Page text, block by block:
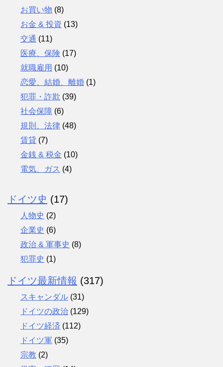
お買い物 (8)
お金 & 投資 (13)
交通 (11)
医療、保険 (17)
就職雇用 (10)
恋愛、結婚、離婚 (1)
犯罪・詐欺 (39)
社会保障 (6)
規則、法律 (48)
賃貸 (7)
金銭 & 税金 (10)
電気、ガス (4)
ドイツ史 (17)
人物史 (2)
企業史 (6)
政治 & 軍事史 (8)
犯罪史 (1)
ドイツ最新情報 (317)
スキャンダル (31)
ドイツの政治 (129)
ドイツ経済 (112)
ドイツ軍 (35)
宗教 (2)